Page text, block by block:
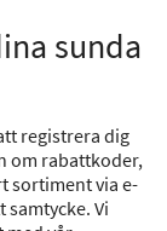
sunda
registrera dig
om rabattkoder,
sortiment via e-
Vi